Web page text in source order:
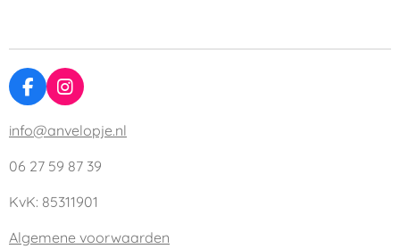
F
a
c
b
o
k
I
n
s
a
r
a
info@anvelopje.nl
06 27 59 87 39
KvK: 85311901
Algemene voorwaarden